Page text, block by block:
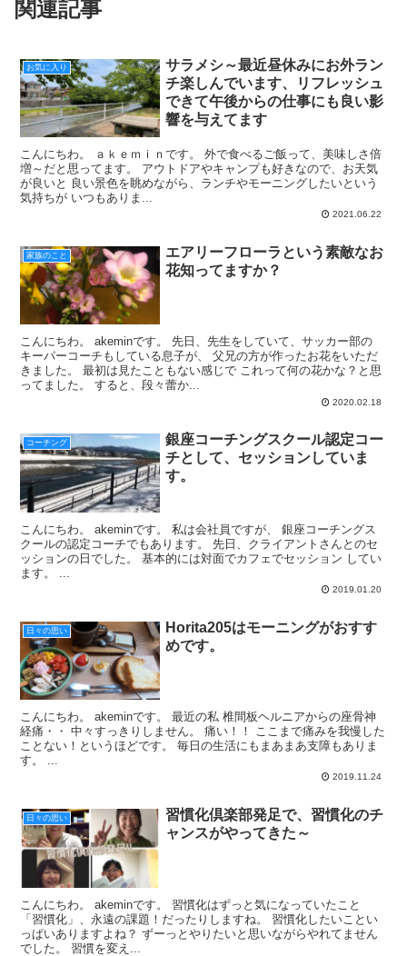
関連記事
お気に入り
サラメシ～最近昼休みにお外ラン
チ楽しんでいます、リフレッシュ
できて午後からの仕事にも良い影
響を与えてます
こんにちわ。 ａｋｅｍｉｎです。 外で食べるご飯って、美味しさ倍
増～だと思ってます。 アウトドアやキャンプも好きなので、お天気
が良いと 良い景色を眺めながら、ランチやモーニングしたいという
気持ちが いつもありま...
2021.06.22
家族のこと
エアリーフローラという素敵なお
花知ってますか？
こんにちわ。 akeminです。 先日、先生をしていて、サッカー部の
キーパーコーチもしている息子が、 父兄の方が作ったお花をいただ
きました。 最初は見たこともない感じで これって何の花かな？と思
ってました。 すると、段々蕾か...
2020.02.18
コーチング
銀座コーチングスクール認定コー
チとして、セッションしていま
す。
こんにちわ。 akeminです。 私は会社員ですが、 銀座コーチングス
クールの認定コーチでもあります。 先日、クライアントさんとのセ
ッションの日でした。 基本的には対面でカフェでセッション してい
ます。 ...
2019.01.20
日々の思い
Horita205はモーニングがおすす
めです。
こんにちわ。 akeminです。 最近の私 椎間板ヘルニアからの座骨神
経痛・・ 中々すっきりしません。 痛い！！ ここまで痛みを我慢した
ことない！というほどです。 毎日の生活にもまあまあ支障もありま
す。 ...
2019.11.24
日々の思い
習慣化倶楽部発足で、習慣化のチ
ャンスがやってきた～
こんにちわ。 akeminです。 習慣化はずっと気になっていたこと
「習慣化」、永遠の課題！だったりしますね。 習慣化したいことい
っぱいありますよね？ ずーっとやりたいと思いながらやれてません
でした。 習慣を変え...